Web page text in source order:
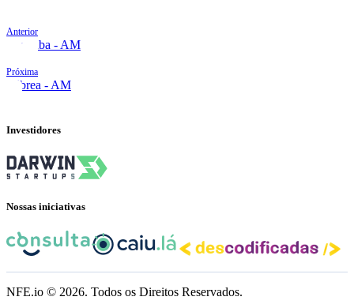
Anterior
Iranduba - AM
Próxima
Lábrea - AM
Investidores
Nossas iniciativas
NFE.io © 2026. Todos os Direitos Reservados.